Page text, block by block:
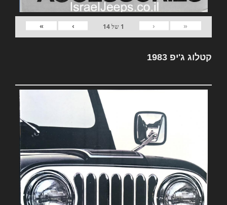
«
‹
1 של14
›
»
קטלוג ג'יפ 1983